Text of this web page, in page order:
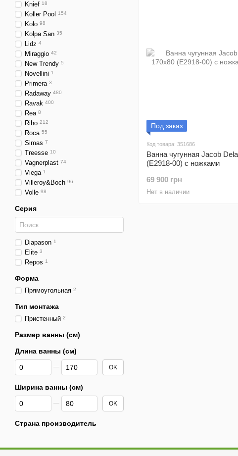
Под заказ
Код товара: 351686
Ванна чугунная Jacob
(Е2918-00) с ножками
69 900 грн
Нет в наличии
Knief 18
Koller Pool 154
Kolo 98
Kolpa San 35
Lidz 4
Miraggio 42
New Trendy 5
Novellini 1
Primera 3
Radaway 480
Ravak 400
Rea 8
Riho 212
Roca 55
Simas 7
Treesse 10
Vagnerplast 74
Viega 1
Villeroy&Boch 96
Volle 98
Серия
Diapason 1
Elite 3
Repos 1
Форма
Прямоугольная 2
Тип монтажа
Пристенный 2
Размер ванны (см)
Длина ванны (см)
От Длина ванны (см)
До Длина ванны (см) OK
Ширина ванны (см)
От Ширина ванны (см)
До Ширина ванны (см) OK
Страна производитель